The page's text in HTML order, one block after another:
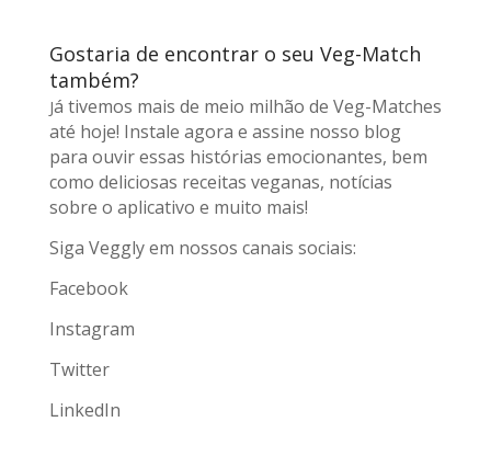
Gostaria de encontrar o seu Veg-Match
também?
Já tivemos mais de meio milhão de Veg-Matches
até hoje! Instale agora e assine nosso blog
para ouvir essas histórias emocionantes, bem
como deliciosas receitas veganas, notícias
sobre o aplicativo e muito mais!
Siga Veggly em nossos canais sociais:
Facebook
Instagram
Twitter
LinkedIn